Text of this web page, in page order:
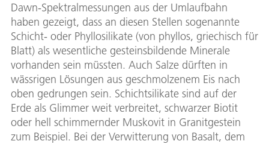
Dawn-Spektralmessungen aus der Umlaufbahn
haben gezeigt, dass an diesen Stellen sogenannte
Schicht- oder Phyllosilikate (von phyllos, griechisch für
Blatt) als wesentliche gesteinsbildende Minerale
vorhanden sein müssten. Auch Salze dürften in
wässrigen Lösungen aus geschmolzenem Eis nach
oben gedrungen sein. Schichtsilikate sind auf der
Erde als Glimmer weit verbreitet, schwarzer Biotit
oder hell schimmernder Muskovit in Granitgestein
zum Beispiel. Bei der Verwitterung von Basalt, dem